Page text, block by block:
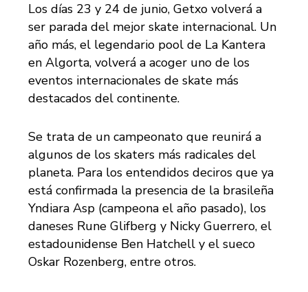
Los días 23 y 24 de junio, Getxo volverá a
ser parada del mejor skate internacional. Un
año más, el legendario pool de La Kantera
en Algorta, volverá a acoger uno de los
eventos internacionales de skate más
destacados del continente.
Se trata de un campeonato que reunirá a
algunos de los skaters más radicales del
planeta. Para los entendidos deciros que ya
está confirmada la presencia de la brasileña
Yndiara Asp (campeona el año pasado), los
daneses Rune Glifberg y Nicky Guerrero, el
estadounidense Ben Hatchell y el sueco
Oskar Rozenberg, entre otros.